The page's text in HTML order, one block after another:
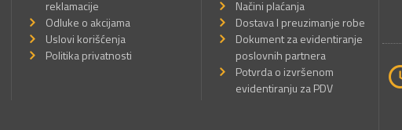
reklamacije
Odluke o akcijama
Uslovi korišćenja
Politika privatnosti
Načini plaćanja
Dostava I preuzimanje robe
Dokument za evidentiranje
poslovnih partnera
Potvrda o izvršenom
evidentiranju za PDV